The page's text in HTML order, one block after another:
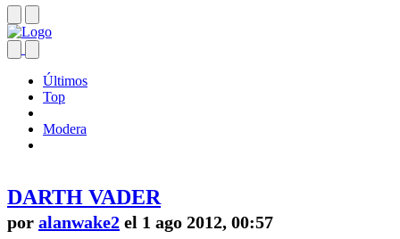
Últimos
Top
Modera
DARTH VADER
por alanwake2 el 1 ago 2012, 00:57